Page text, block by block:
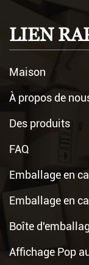
Aug 29,
L'application de Napperon en papier antidérapant pour compagnie aérienne dans les soutes des avions est crucial et
LIEN
Maison
À propos de
Des produits
FAQ
Emballage en
Emballage en
Boîte
Affichage Pop